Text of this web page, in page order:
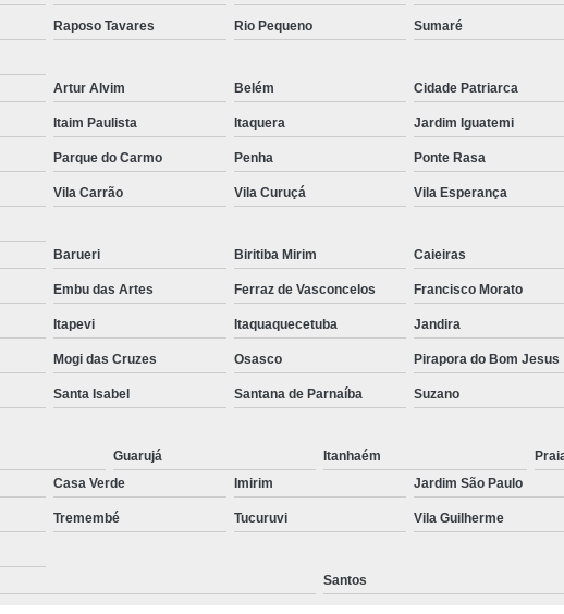
Pigmentação Capilar em
Pigmentação de Cabelo
Pigmentação na Careca
Preenchimento Capilar Central
Preenchimento Capilar com
Preenchimento Capilar
Preenchimento Capilar na
Preenchimento Capilar
Tratamento para a Calvície
Tratamento para Calvície com
Tratamento para Calvície
Raposo Tavares Rio Pequeno Sumaré
Artur Alvim Belém Cidade Patriarca
Itaim Paulista Itaquera Jardim Iguatemi
Parque do Carmo Penha Ponte Rasa
Vila Carrão Vila Curuçá Vila Esperança
Barueri Biritiba Mirim Caieiras
Embu das Artes Ferraz de Vasconcelos Francisco Morato
Itapevi Itaquaquecetuba Jandira
Mogi das Cruzes Osasco Pirapora do Bom Jesus
Santa Isabel Santana de Parnaíba Suzano
Guarujá Itanhaém
Casa Verde Imirim Jardim São Paulo
Tremembé Tucuruvi Vila Guilherme
Santos